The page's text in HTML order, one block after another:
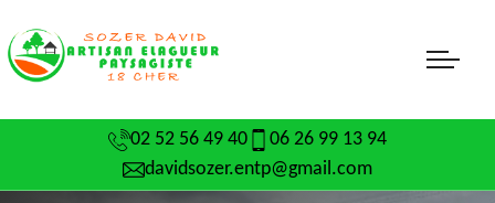
02 52 56 49 40
06 26 99 13 94
davidsozer.entp@gmail.com